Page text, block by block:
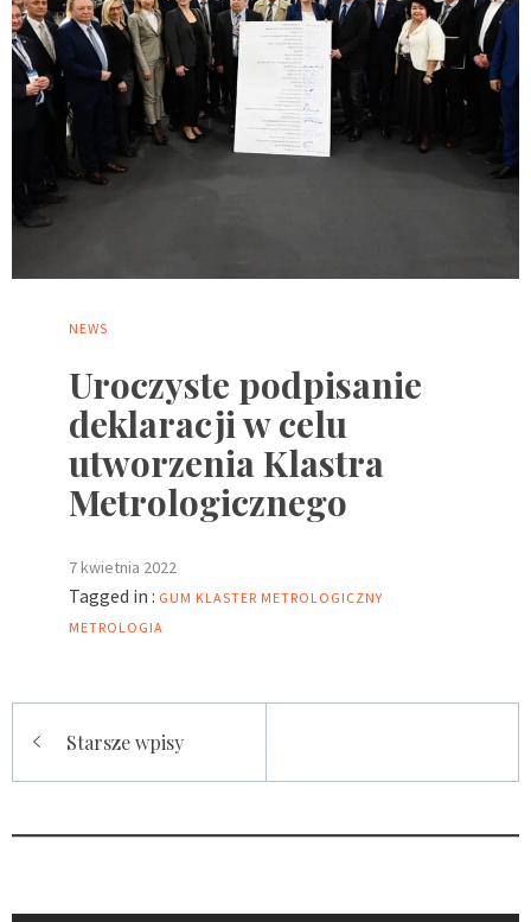
NEWS
Uroczyste podpisanie
deklaracji w celu
utworzenia Klastra
Metrologicznego
7 kwietnia 2022
Tagged in : GUM KLASTER METROLOGICZNY
METROLOGIA
po
Starsze wpisy